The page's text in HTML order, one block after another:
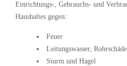
Einrichtungs-, Gebrauchs- und
Haushaltes gegen:
Feuer
Leitungswasser,
Sturm und Hagel